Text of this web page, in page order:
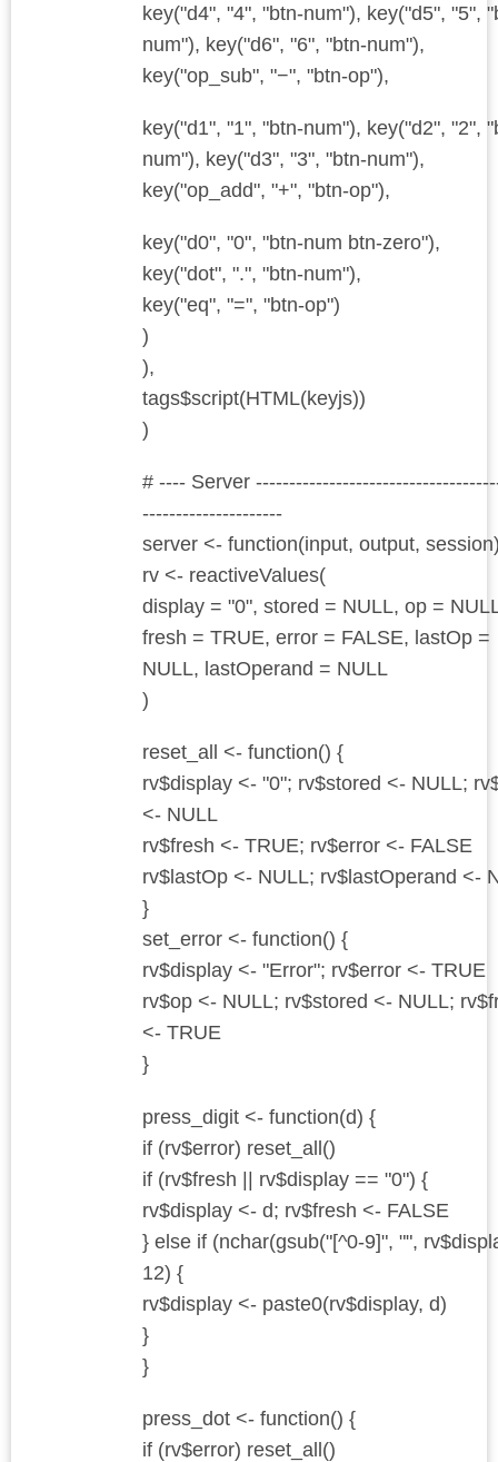
key("d4", "4", "btn-num"), key("d5", "5",
num"), key("d6", "6", "btn-num"),
key("op_sub", "−", "btn-op"),
key("d1", "1", "btn-num"), key("d2", "2",
num"), key("d3", "3", "btn-num"),
key("op_add", "+", "btn-op"),
key("d0", "0", "btn-num btn-zero"),
key("dot", ".", "btn-num"),
key("eq", "=", "btn-op")
)
),
tags$script(HTML(keyjs))
)
# ---- Server
---------------------
server <- function(input, output,
rv <- reactiveValues(
display = "0", stored = NULL, op =
fresh = TRUE, error = FALSE, lastOp =
NULL, lastOperand = NULL
)
reset_all <- function() {
rv$display <- "0"; rv$stored <- NULL;
<- NULL
rv$fresh <- TRUE; rv$error <- FALSE
rv$lastOp <- NULL; rv$lastOperand <-
}
set_error <- function() {
rv$display <- "Error"; rv$error <- TRUE
rv$op <- NULL; rv$stored <- NULL;
<- TRUE
}
press_digit <- function(d) {
if (rv$error) reset_all()
if (rv$fresh || rv$display == "0") {
rv$display <- d; rv$fresh <- FALSE
} else if (nchar(gsub("[^0-9]", "",
12) {
rv$display <- paste0(rv$display, d)
}
}
press_dot <- function() {
if (rv$error) reset_all()